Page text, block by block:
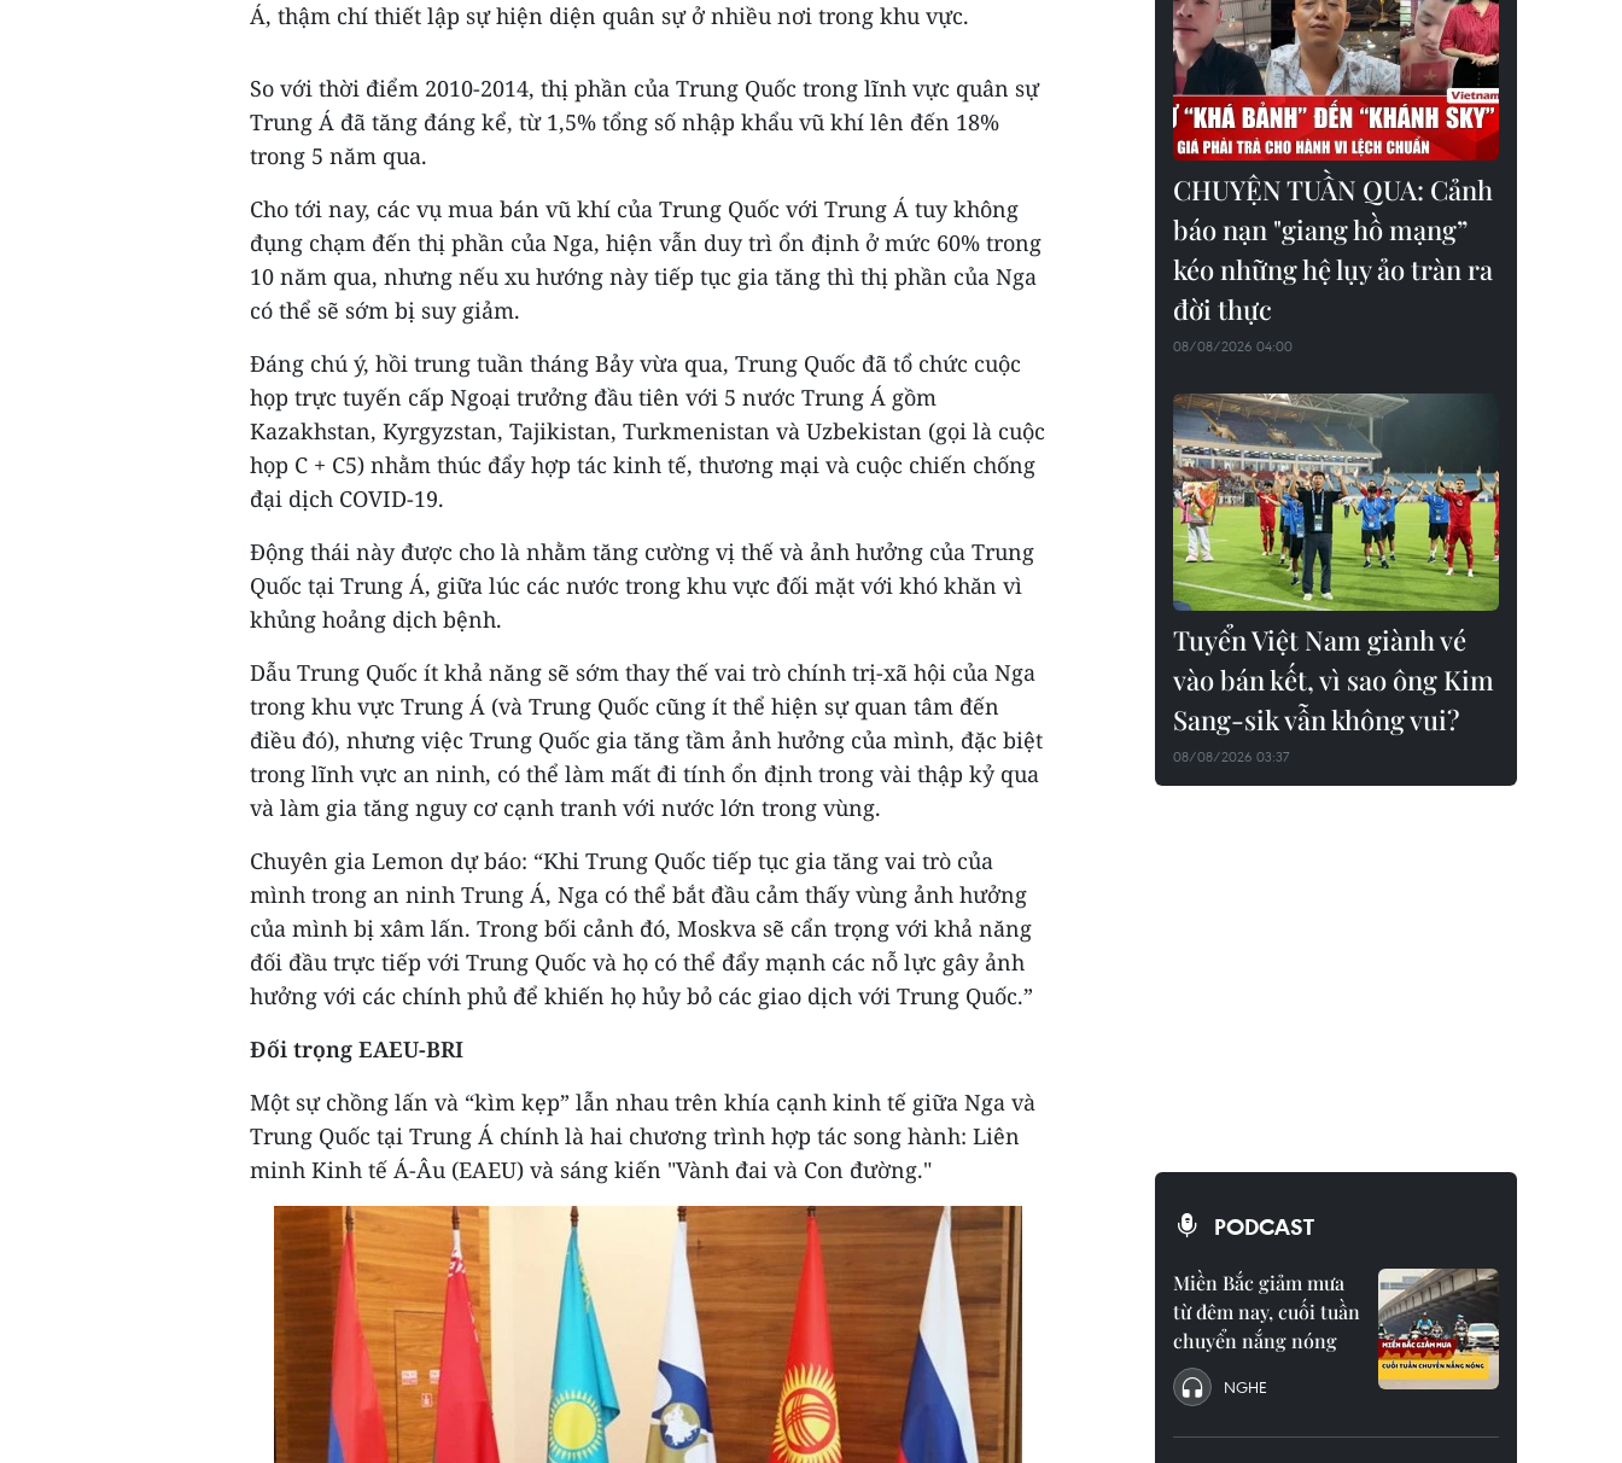
Á, thậm chí thiết lập sự hiện diện quân sự ở nhiều nơi trong khu vực.
So với thời điểm 2010-2014, thị phần của Trung Quốc trong lĩnh vực quân sự
Trung Á đã tăng đáng kể, từ 1,5% tổng số nhập khẩu vũ khí lên đến 18%
trong 5 năm qua.
Cho tới nay, các vụ mua bán vũ khí của Trung Quốc với Trung Á tuy không
đụng chạm đến thị phần của Nga, hiện vẫn duy trì ổn định ở mức 60% trong
10 năm qua, nhưng nếu xu hướng này tiếp tục gia tăng thì thị phần của Nga
có thể sẽ sớm bị suy giảm.
Đáng chú ý, hồi trung tuần tháng Bảy vừa qua, Trung Quốc đã tổ chức cuộc
họp trực tuyến cấp Ngoại trưởng đầu tiên với 5 nước Trung Á gồm
Kazakhstan, Kyrgyzstan, Tajikistan, Turkmenistan và Uzbekistan (gọi là cuộc
họp C + C5) nhằm thúc đẩy hợp tác kinh tế, thương mại và cuộc chiến chống
đại dịch COVID-19.
Động thái này được cho là nhằm tăng cường vị thế và ảnh hưởng của Trung
Quốc tại Trung Á, giữa lúc các nước trong khu vực đối mặt với khó khăn vì
khủng hoảng dịch bệnh.
Dẫu Trung Quốc ít khả năng sẽ sớm thay thế vai trò chính trị-xã hội của Nga
trong khu vực Trung Á (và Trung Quốc cũng ít thể hiện sự quan tâm đến
điều đó), nhưng việc Trung Quốc gia tăng tầm ảnh hưởng của mình, đặc biệt
trong lĩnh vực an ninh, có thể làm mất đi tính ổn định trong vài thập kỷ qua
và làm gia tăng nguy cơ cạnh tranh với nước lớn trong vùng.
Chuyên gia Lemon dự báo: “Khi Trung Quốc tiếp tục gia tăng vai trò của
mình trong an ninh Trung Á, Nga có thể bắt đầu cảm thấy vùng ảnh hưởng
của mình bị xâm lấn. Trong bối cảnh đó, Moskva sẽ cẩn trọng với khả năng
đối đầu trực tiếp với Trung Quốc và họ có thể đẩy mạnh các nỗ lực gây ảnh
hưởng với các chính phủ để khiến họ hủy bỏ các giao dịch với Trung Quốc.”
Đối trọng EAEU-BRI
Một sự chồng lấn và “kìm kẹp” lẫn nhau trên khía cạnh kinh tế giữa Nga và
Trung Quốc tại Trung Á chính là hai chương trình hợp tác song hành: Liên
minh Kinh tế Á-Âu (EAEU) và sáng kiến "Vành đai và Con đường."
CHUYỆN TUẦN QUA: Cảnh
báo nạn "giang hồ mạng”
kéo những hệ lụy ảo tràn ra
đời thực
08/08/2026 04:00
Tuyển Việt Nam giành vé
vào bán kết, vì sao ông Kim
Sang-sik vẫn không vui?
08/08/2026 03:37
PODCAST
Miền Bắc giảm mưa
từ đêm nay, cuối tuần
chuyển nắng nóng
NGHE